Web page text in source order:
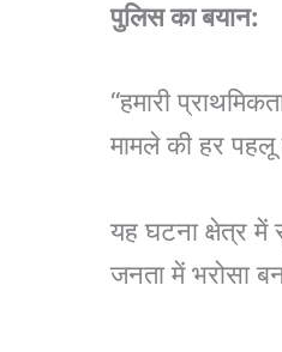
पुलिस का बयान:
“हमारी
मामले की हर पहलू
यह घटना क्षेत्र में
जनता में भरोसा